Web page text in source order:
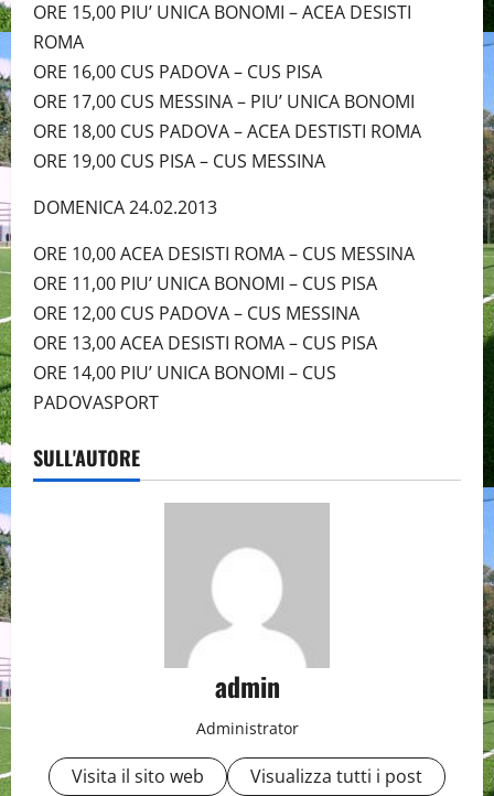
ORE 15,00 PIU’ UNICA BONOMI – ACEA DESISTI
ROMA
ORE 16,00 CUS PADOVA – CUS PISA
ORE 17,00 CUS MESSINA – PIU’ UNICA BONOMI
ORE 18,00 CUS PADOVA – ACEA DESTISTI ROMA
ORE 19,00 CUS PISA – CUS MESSINA
DOMENICA 24.02.2013
ORE 10,00 ACEA DESISTI ROMA – CUS MESSINA
ORE 11,00 PIU’ UNICA BONOMI – CUS PISA
ORE 12,00 CUS PADOVA – CUS MESSINA
ORE 13,00 ACEA DESISTI ROMA – CUS PISA
ORE 14,00 PIU’ UNICA BONOMI – CUS
PADOVASPORT
SULL'AUTORE
admin
Administrator
Visita il sito web Visualizza tutti i post